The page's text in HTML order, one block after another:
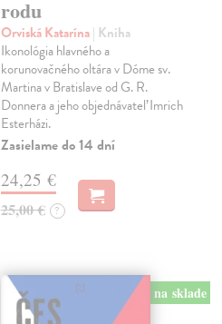
rodu
Orviská Katarína| Kniha
Ikonológia hlavného a
korunovačného oltára v Dóme sv.
Martina v Bratislave od G. R.
Donnera a jeho objednávateľ Imrich
Esterházi.
Zasielame do 14 dní
24,25 €
25,00 € ?
na sklade